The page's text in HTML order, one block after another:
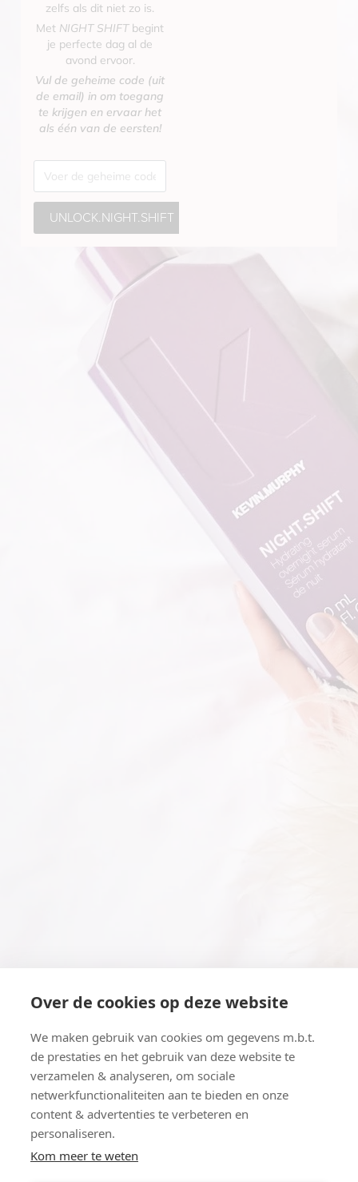
Over de cookies op deze website
We maken gebruik van cookies om gegevens m.b.t.
de prestaties en het gebruik van deze website te
verzamelen & analyseren, om sociale
netwerkfunctionaliteiten aan te bieden en onze
content & advertenties te verbeteren en
personaliseren.
Kom meer te weten
zelfs als dit niet zo is.
Met NIGHT SHIFTbegint
je perfecte dag al de
avond ervoor.
Vul de geheime code (uit
de email) in om toegang
te krijgen en ervaar het
als één van de eersten!
UNLOCK.NIGHT.SHIFT